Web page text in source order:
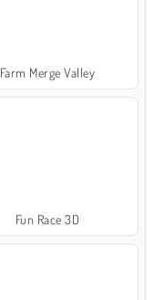
Farm Merge Valley
Fun Race 3D